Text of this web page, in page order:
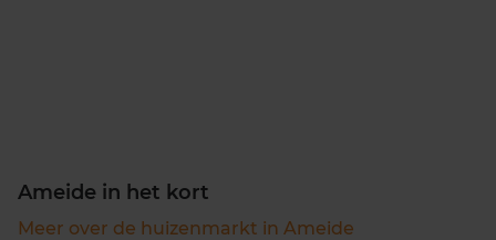
Ameide in het kort
Meer over de huizenmarkt in Ameide